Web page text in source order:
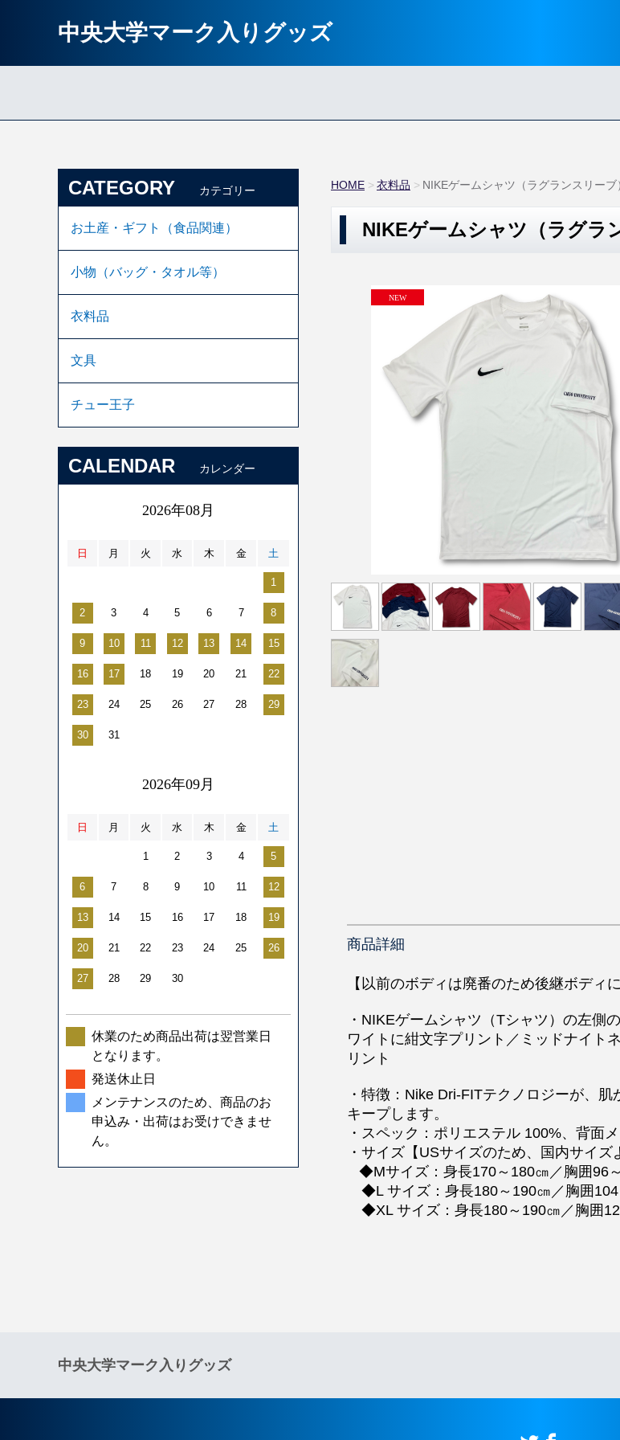
中央大学マーク入りグッズ
HOME 衣料品 NIKEゲームシャツ（ラグランスリーブ
NIKEゲームシャツ（ラグラ
商品詳細
【以前のボディは廃番のため後継ボディに
・NIKEゲームシャツ（Tシャツ）の左側
ワイトに紺文字プリント／ミッドナイト
リント
・特徴：Nike Dri-FITテクノロジーが、
キープします。
・スペック：ポリエステル 100%、背面
・サイズ【USサイズのため、国内サイ
◆Mサイズ：身長170～180㎝／胸囲96
◆L サイズ：身長180～190㎝／胸囲
◆XL サイズ：身長180～190㎝／胸囲
CATEGORY カテゴリー
お土産・ギフト（食品関連）
小物（バッグ・タオル等）
衣料品
文具
チュー王子
CALENDAR カレンダー
2026年08月
日 月 火 水 木 金 土
1
2 3 4 5 6 7 8
9 10 11 12 13 14 15
16 17 18 19 20 21 22
23 24 25 26 27 28 29
30 31
2026年09月
日 月 火 水 木 金 土
1 2 3 4 5
6 7 8 9 10 11 12
13 14 15 16 17 18 19
20 21 22 23 24 25 26
27 28 29 30
休業のため商品出荷は翌営業日
となります。
発送休止日
メンテナンスのため、商品のお
申込み・出荷はお受けできませ
ん。
中央大学マーク入りグッズ